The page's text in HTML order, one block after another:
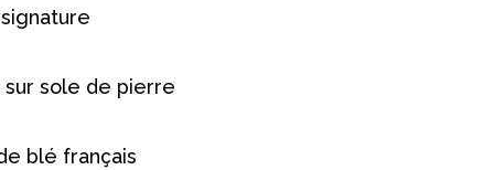
sur sole de pierre
blé français